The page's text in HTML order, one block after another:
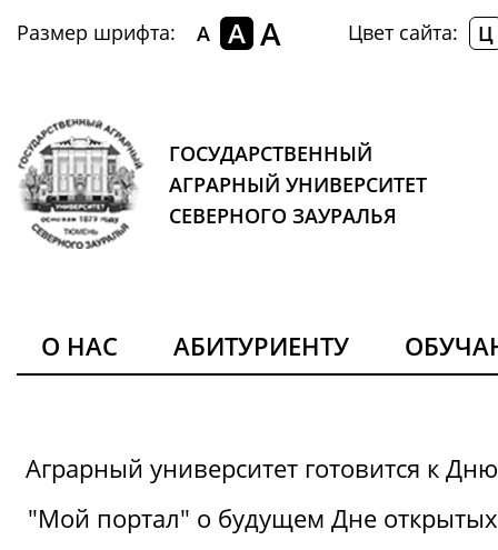
Размер шрифта: A A A Цвет сайта: Ц
ГОСУДАРСТВЕННЫЙ
АГРАРНЫЙ УНИВЕРСИТЕТ
СЕВЕРНОГО ЗАУРАЛЬЯ
О НАС АБИТУРИЕНТУ
Аграрный университет готовится к
"Мой портал" о будущем Дне